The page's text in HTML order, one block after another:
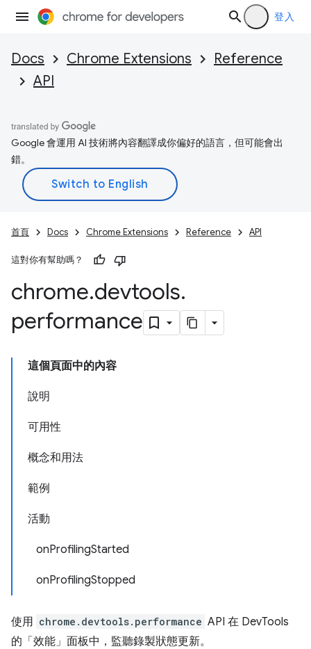
登入
Docs Chrome Extensions
Reference
API
Google 會運用 AI 技術將內容翻譯成你偏好的語言，但可能會出
錯。
首頁 Docs Chrome Extensions Reference API
這對你有幫助嗎？
chrome.devtools.
performance
這個頁面中的內容
說明
可用性
概念和用法
範例
活動
onProfilingStarted
onProfilingStopped
使用 chrome.devtools.performance API 在 DevTools
的「效能」面板中，監聽錄製狀態更新。